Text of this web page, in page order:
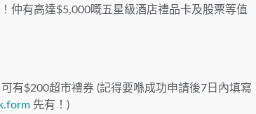
仲有高達$5,000嘅五星級酒店禮品卡及股票等值
有$200超市禮券 (記得要喺成功申請後7日內填寫
先有！)